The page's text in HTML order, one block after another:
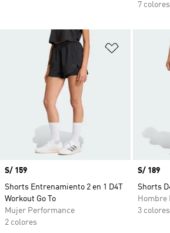
7 colores
Añadir a la
Precio
S/ 159
Shorts Entrenamiento 2 en 1 D4T
Workout Go To
Mujer Performance
2 colores
Precio
S/ 189
Shorts
Hombre
3 colores